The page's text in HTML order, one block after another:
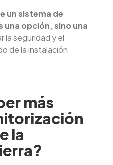
un sistema de
una opción, sino una
la seguridad y el
de la instalación
más
la